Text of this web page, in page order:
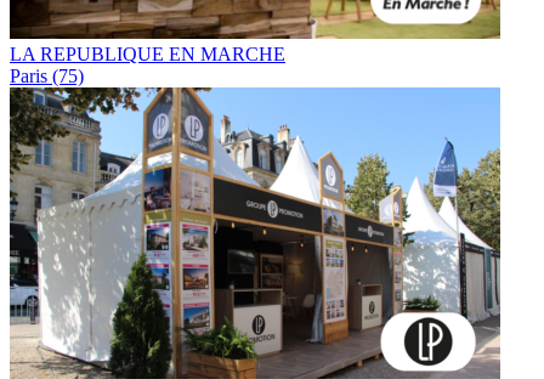
LA REPUBLIQUE EN MARCHE
Paris (75)